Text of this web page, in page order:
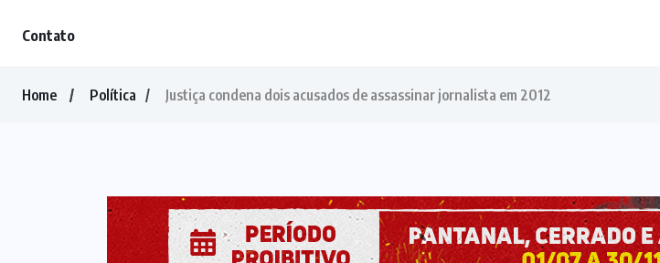
Contato
Home Política Justiça condena dois acusados de assassinar jornalista em 2012